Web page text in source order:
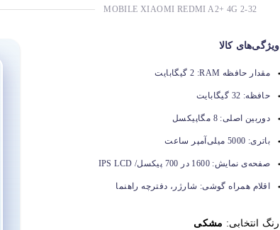
MOBILE XIAOMI REDMI A2+ 4G 2-32
ویژگی‌های کالا
مقدار حافظه RAM: 2 گیگابایت
حافظه: 32 گیگابایت
دوربین اصلی: 8 مگاپیکسل
باتری: 5000 میلی‌آمپر ساعت
صفحه‌ی نمایش: 1600 در 700 پیکسل/ IPS LCD
اقلام همراه گوشی: شارژر، دفترچه راهنما
رنگ انتخابی: مشکی